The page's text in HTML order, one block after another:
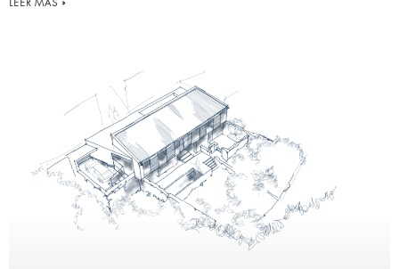
LEER MÁS »